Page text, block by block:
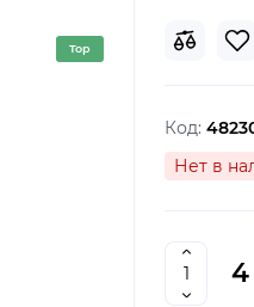
Top
Код:
Нет в
4